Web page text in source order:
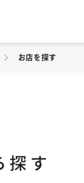
お店を探す